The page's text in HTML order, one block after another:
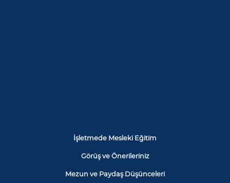
İşletmede Mesleki Eğitim
Görüş ve Önerileriniz
Mezun ve Paydaş Düşünceleri